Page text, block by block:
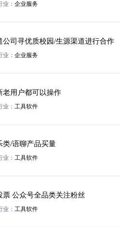
业： 企业服务
公司寻优质校园/生源渠道进行合作
业： 企业服务
老用户都可以操作
业： 工具软件
类/语聊产品买量
业： 工具软件
票 公众号全品类关注粉丝
业： 工具软件